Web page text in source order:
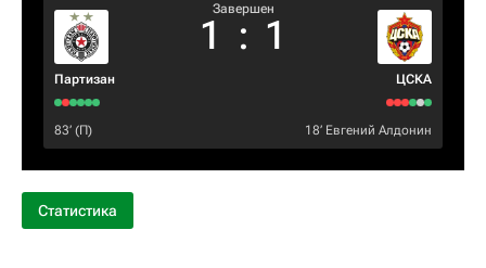
Партизан
Завершен
1 : 1
ЦСКА
83‎’‎ (П) 18‎’‎ Евгений Алдонин
Статистика